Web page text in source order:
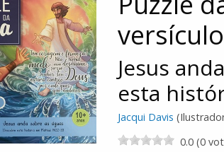
Jesus
esta
Jacqui Davis
0.0 (0